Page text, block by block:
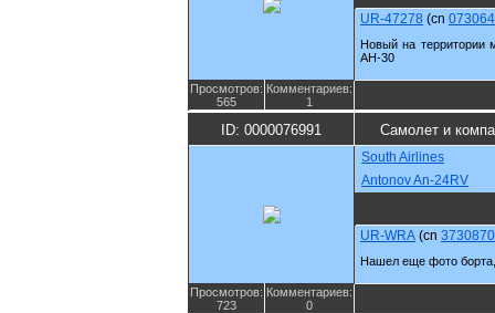
UR-47278 (cn
Новый на территории
АН-30
Просмотров:
565
Комментариев:
1
ID: 0000076991 Самолет и
South Airlines
Antonov An-24RV
UR-WRA (cn
Нашел еще фото
Просмотров:
723
Комментариев:
0